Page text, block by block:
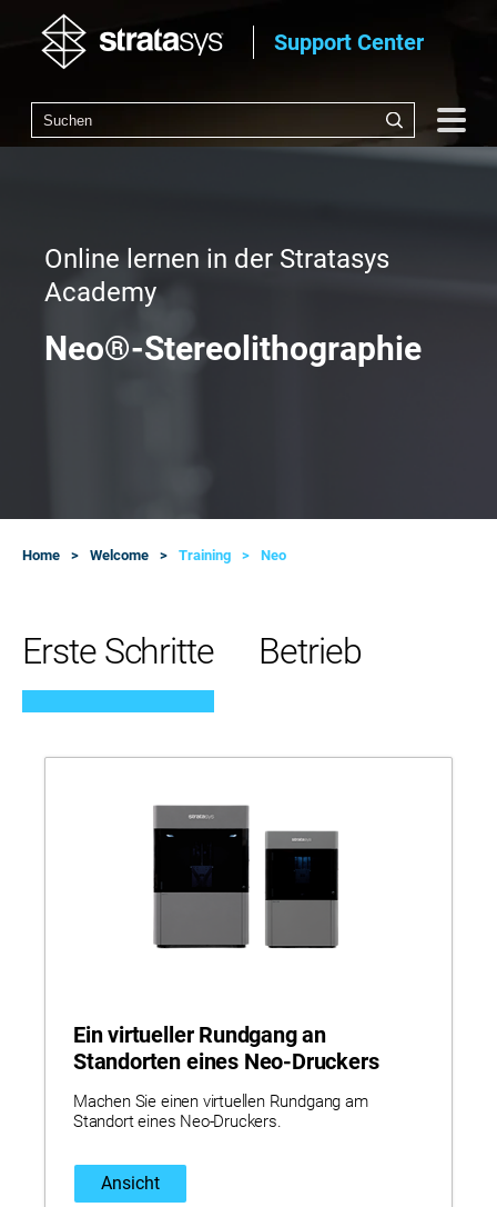
Support Center
Online lernen in der Stratasys
Academy
Neo®-Stereolithographie
Home Welcome Training Neo
Erste Schritte Betrieb
Ein virtueller Rundgang an
Standorten eines Neo-Druckers
Machen Sie einen virtuellen Rundgang am
Standort eines Neo-Druckers.
Ansicht